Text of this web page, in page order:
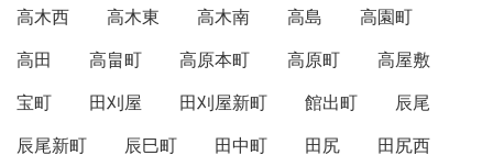
高木西
高木東 高木南 高島
高園町
高田
高畠町 高原本町 高原町
高屋敷
宝町
田刈屋 田刈屋新町 館出町
辰尾
辰尾新町
辰巳町 田中町 田尻
田尻西